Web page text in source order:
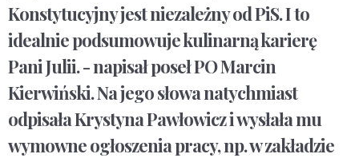
Konstytucyjny jest niezależny od PiS. I to
idealnie podsumowuje kulinarną karierę
Pani Julii. - napisał poseł PO Marcin
Kierwiński. Na jego słowa natychmiast
odpisała Krystyna Pawłowicz i wysłała mu
wymowne ogłoszenia pracy, np. w zakładzie